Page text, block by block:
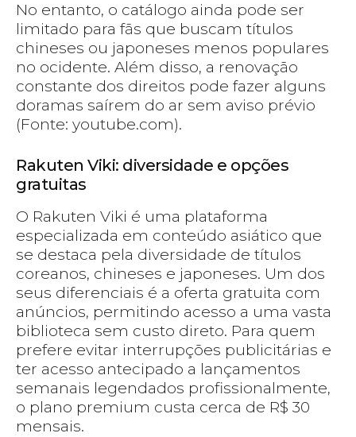
No entanto, o catálogo ainda pode ser
limitado para fãs que buscam títulos
chineses ou japoneses menos populares
no ocidente. Além disso, a renovação
constante dos direitos pode fazer alguns
doramas saírem do ar sem aviso prévio
(Fonte: youtube.com).
Rakuten Viki: diversidade e opções
gratuitas
O Rakuten Viki é uma plataforma
especializada em conteúdo asiático que
se destaca pela diversidade de títulos
coreanos, chineses e japoneses. Um dos
seus diferenciais é a oferta gratuita com
anúncios, permitindo acesso a uma vasta
biblioteca sem custo direto. Para quem
prefere evitar interrupções publicitárias e
ter acesso antecipado a lançamentos
semanais legendados profissionalmente,
o plano premium custa cerca de R$ 30
mensais.